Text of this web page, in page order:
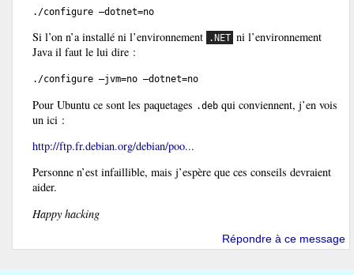
./configure —dotnet=no
Si l’on n’a installé ni l’environnement .NET ni l’environnement
Java il faut le lui dire :
./configure —jvm=no —dotnet=no
Pour Ubuntu ce sont les paquetages .deb qui conviennent, j’en vois
un ici :
http://ftp.fr.debian.org/debian/poo...
Personne n’est infaillible, mais j’espère que ces conseils devraient
aider.
Happy hacking
Répondre à ce message